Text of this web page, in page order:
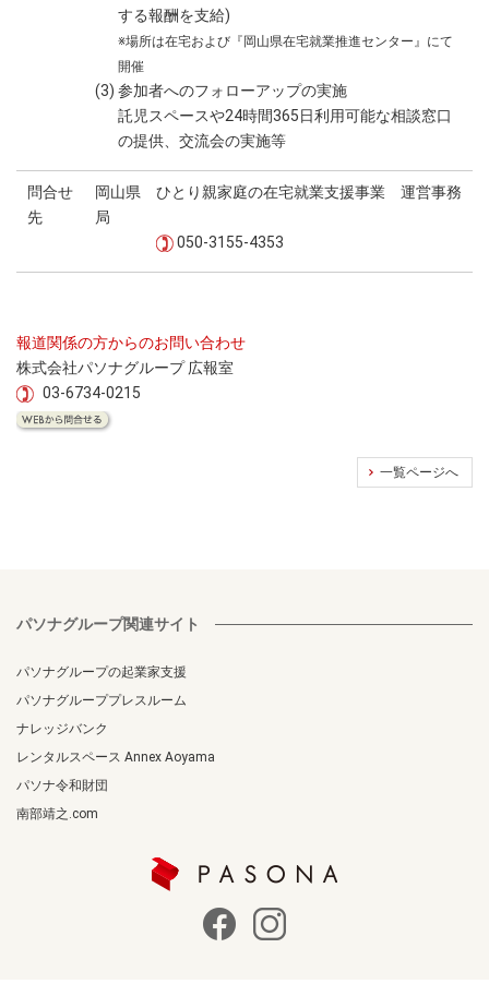
する報酬を支給)
※場所は在宅および『岡山県在宅就業推進センター』にて
開催
(3) 参加者へのフォローアップの実施
託児スペースや24時間365日利用可能な相談窓口
の提供、交流会の実施等
問合せ
先
岡山県 ひとり親家庭の在宅就業支援事業 運営事務
局
050-3155-4353
報道関係の方からのお問い合わせ
株式会社パソナグループ 広報室
03-6734-0215
一覧ページへ
パソナグループ関連サイト
パソナグループの起業家支援
パソナグループプレスルーム
ナレッジバンク
レンタルスペース Annex Aoyama
パソナ令和財団
南部靖之.com